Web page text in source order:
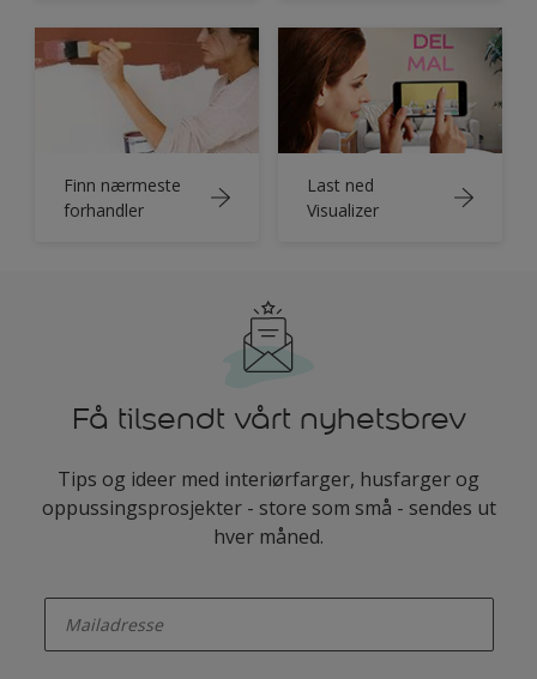
Finn nærmeste
forhandler
Last ned
Visualizer
Få tilsendt vårt nyhetsbrev
Tips og ideer med interiørfarger, husfarger og
oppussingsprosjekter - store som små - sendes ut
hver måned.